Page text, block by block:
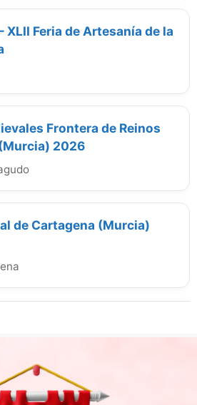
XLII Feria de Artesanía de la
Frontera de Reinos
2026
de Cartagena (Murcia)